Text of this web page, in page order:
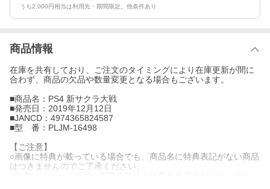
うち2,000円相当は利用先・期間限定。他条件あり
商品情報
在庫を共有しており、ご注文のタイミングにより在庫更新が間に
合わず、商品の欠品や数量変更となる場合もございます。
■商品名：PS4 新サクラ大戦
■発売日：2019年12月12日
■JANCD：4974365824587
■型 番：PLJM-16498
【ご注意】
○画像に特典が載っている場合でも、商品名に特典表記がない商品
はつきませんのでご了承ください。